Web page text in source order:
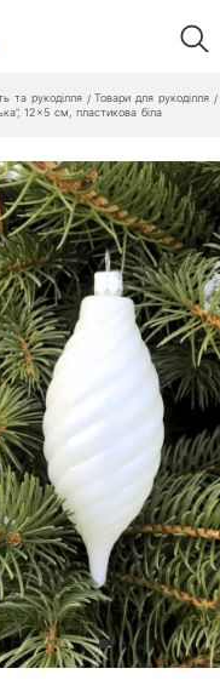
та рукоділля / Товари для рукоділля /
12×5 см, пластикова біла